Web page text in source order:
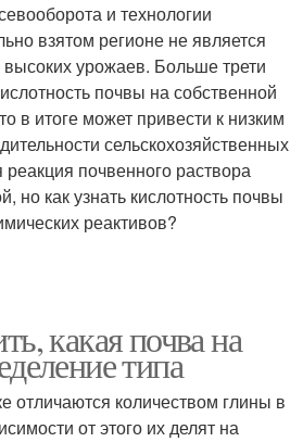
и технологии
взятом регионе не является
высоких урожаев. Больше трети
почвы на собственной
в итоге может привести к низким
сельскохозяйственных
реакция почвенного раствора
но как узнать кислотность почвы
реактивов?
какая почва на
типа
отличаются количеством глины в
от этого их делят на